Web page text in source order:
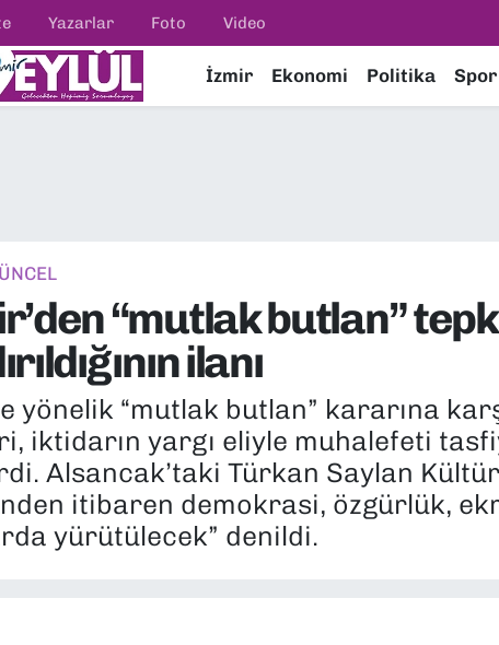
Yazarlar Foto Video
İzmir Ekonomi Politika Spor
“mutlak butlan”
ilanı
yönelik “mutlak butlan” kararına
iktidarın yargı eliyle muhalefeti
Alsancak’taki Türkan Saylan
itibaren demokrasi, özgürlük,
yürütülecek” denildi.